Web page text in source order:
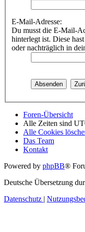
E-Mail-Adresse:
Du musst die E-Mail-
hinterlegt ist. Diese
oder nachträglich in
Foren-Übersicht
Alle Zeiten sind
Alle Cookies
Das Team
Kontakt
Powered by phpBB®
Deutsche Übersetzung
Datenschutz |